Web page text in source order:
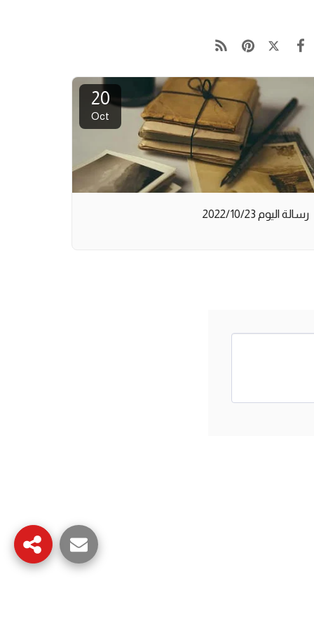
20
Oct
رسالة اليوم 2022/10/23